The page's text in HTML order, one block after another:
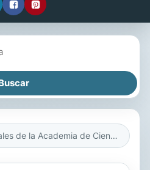
Anales de la Academia de Ciencias Médicas, Físicas y Naturales de la Habana, 1905-1906, Vol. 42